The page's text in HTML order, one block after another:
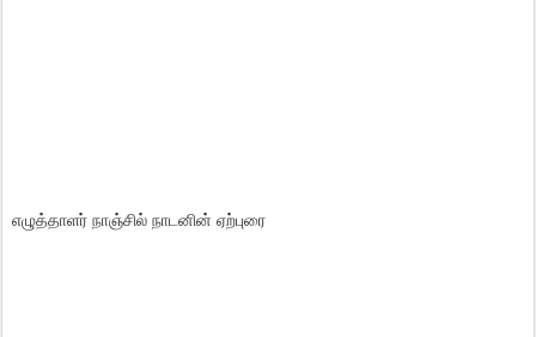
எழுத்தாளர் நாஞ்சில் நாடனின் ஏற்புரை